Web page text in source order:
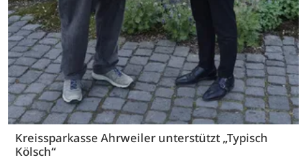
Kreissparkasse Ahrweiler unterstützt „Typisch
Kölsch“